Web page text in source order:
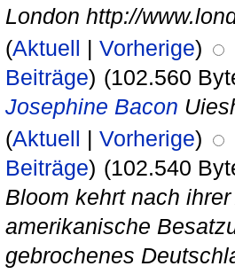
London http://
(Aktuell | Vorherige)
Beiträge) (102.560
Josephine Bacon
(Aktuell | Vorherige)
Beiträge) (102.540
Bloom kehrt nach
amerikanische
gebrochenes